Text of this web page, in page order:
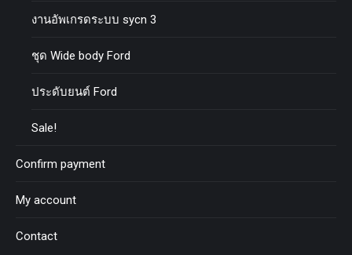
งานอัพเกรดระบบ sycn 3
ชุด Wide body Ford
ประดับยนต์ Ford
Sale!
Confirm payment
My account
Contact